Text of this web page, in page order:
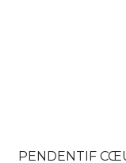
PENDENTIF